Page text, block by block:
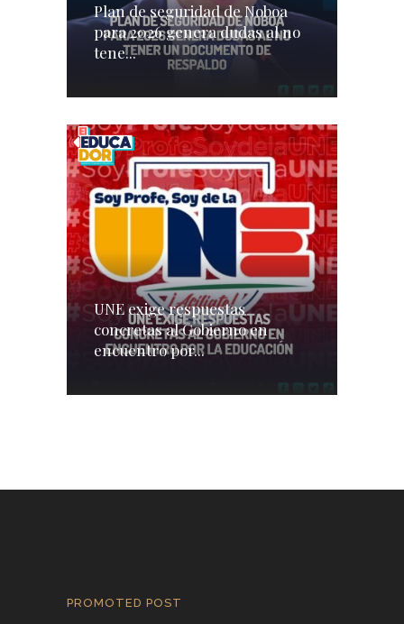
Plan de seguridad de Noboa
para 2026 genera dudas al no
tene...
UNE exige respuestas
concretas al Gobierno en
encuentro por...
PROMOTED POST